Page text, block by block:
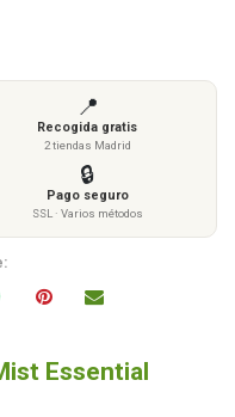
📍
Recogida gratis
2 tiendas Madrid
🔒
Pago seguro
SSL · Varios métodos
Essential